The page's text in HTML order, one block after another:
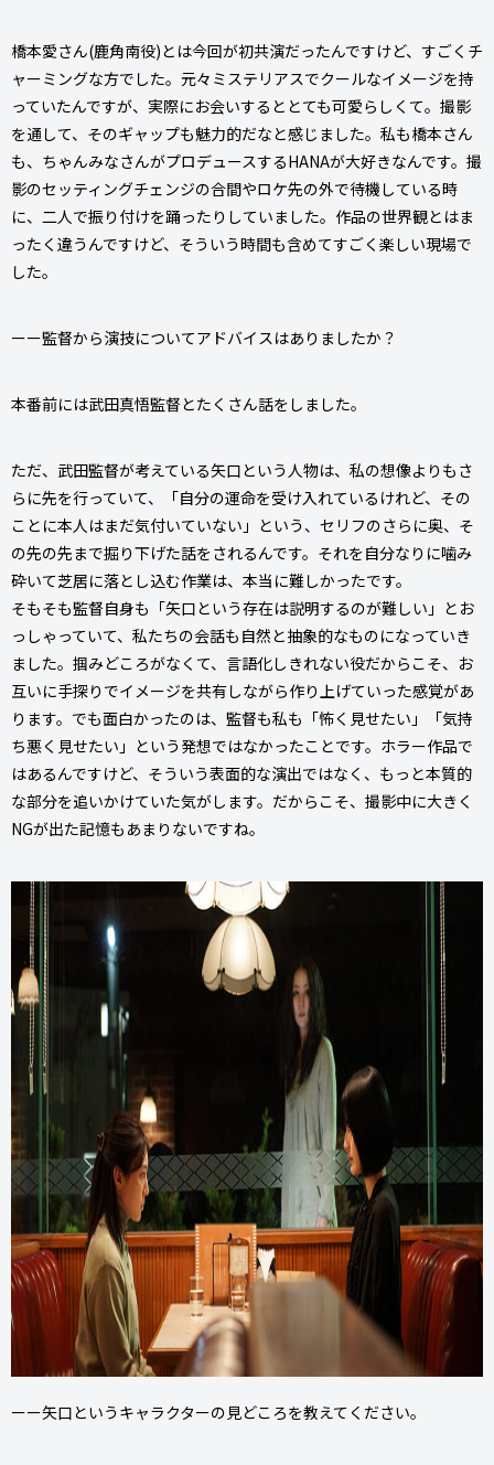
橋本愛さん(鹿角南役)とは今回が初共演だったんですけど、すごくチ
ャーミングな方でした。元々ミステリアスでクールなイメージを持
っていたんですが、実際にお会いするととても可愛らしくて。撮影
を通して、そのギャップも魅力的だなと感じました。私も橋本さん
も、ちゃんみなさんがプロデュースするHANAが大好きなんです。撮
影のセッティングチェンジの合間やロケ先の外で待機している時
に、二人で振り付けを踊ったりしていました。作品の世界観とはま
ったく違うんですけど、そういう時間も含めてすごく楽しい現場で
した。
ーー監督から演技についてアドバイスはありましたか？
本番前には武田真悟監督とたくさん話をしました。
ただ、武田監督が考えている矢口という人物は、私の想像よりもさ
らに先を行っていて、「自分の運命を受け入れているけれど、その
ことに本人はまだ気付いていない」という、セリフのさらに奥、そ
の先の先まで掘り下げた話をされるんです。それを自分なりに噛み
砕いて芝居に落とし込む作業は、本当に難しかったです。
そもそも監督自身も「矢口という存在は説明するのが難しい」とお
っしゃっていて、私たちの会話も自然と抽象的なものになっていき
ました。掴みどころがなくて、言語化しきれない役だからこそ、お
互いに手探りでイメージを共有しながら作り上げていった感覚があ
ります。でも面白かったのは、監督も私も「怖く見せたい」「気持
ち悪く見せたい」という発想ではなかったことです。ホラー作品で
はあるんですけど、そういう表面的な演出ではなく、もっと本質的
な部分を追いかけていた気がします。だからこそ、撮影中に大きく
NGが出た記憶もあまりないですね。
ーー矢口というキャラクターの見どころを教えてください。